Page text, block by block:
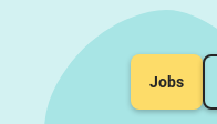
Jobs